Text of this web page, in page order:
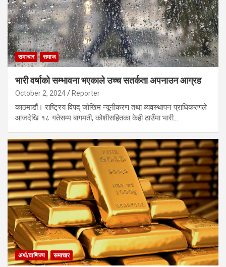
समाचार समाज
भारी वर्षाको सम्भावना भएकाले उच्च सतर्कता अपनाउन आग्रह
October 2, 2024 Reporter
काठमाडौं। राष्ट्रिय विपद् जोखिम न्यूनीकरण तथा व्यवस्थापन प्राधिकरणले
आजदेखि १८ गतेसम्म बागमती, कोशीसहितका केही ठाउँमा भारी…
अर्थ/वाणिज्य समाचार